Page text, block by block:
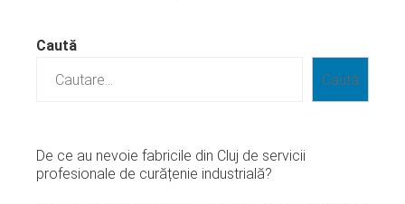
Caută
Caută
De ce au nevoie fabricile din Cluj de servicii
profesionale de curățenie industrială?